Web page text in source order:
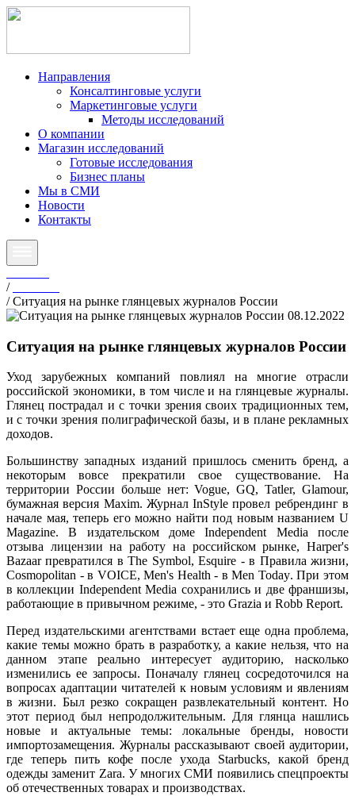
Направления
Консалтинговые услуги
Маркетинговые услуги
Методы исследований
О компании
Магазин исследований
Готовые исследования
Бизнес планы
Мы в СМИ
Новости
Контакты
/
/Ситуация на рынке глянцевых журналов России
08.12.2022
Ситуация на рынке глянцевых журналов России
Уход зарубежных компаний повлиял на многие отрасли
российской экономики, в том числе и на глянцевые журналы.
Глянец пострадал и с точки зрения своих традиционных тем,
и с точки зрения полиграфической базы, и в плане рекламных
доходов.
Большинству западных изданий пришлось сменить бренд, а
некоторым вовсе прекратили свое существование. На
территории России больше нет: Vogue, GQ, Tatler, Glamour,
бумажная версия Maxim. Журнал InStyle провел ребрендинг в
начале мая, теперь его можно найти под новым названием U
Magazine. В издательском домеIndependent Mediaпосле
отзыва лицензии на работу на российском рынке, Harper's
Bazaarпревратился вThe Symbol,Esquire - в Правила жизни,
Cosmopolitan - в VOICE,Men's Health- вMen Today. При этом
в коллекции Independent Media сохранились и две франшизы,
работающие в привычном режиме, - это Grazia и Robb Report.
Перед издательскими агентствами встает еще одна проблема,
какие темы можно брать в разработку, а какие нельзя, что на
данном этапе реально интересует аудиторию, насколько
изменились ее запросы. Поначалу глянец сосредоточился на
вопросах адаптации читателей к новым условиям и явлениям
в жизни. Был резко сокращен развлекательный контент. Но
этот период был непродолжительным. Для глянца нашлись
новые и актуальные темы: локальные бренды, новости
импортозамещения. Журналы рассказывают своей аудитории,
где теперь пить кофе после ухода Starbucks, какой бренд
одежды заменит Zara. У многих СМИ появились спецпроекты
об отечественных товарах и производствах.